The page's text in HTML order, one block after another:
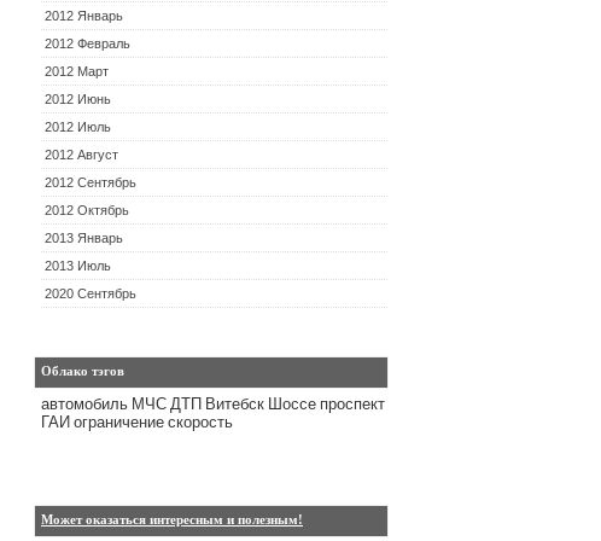
2012 Январь
2012 Февраль
2012 Март
2012 Июнь
2012 Июль
2012 Август
2012 Сентябрь
2012 Октябрь
2013 Январь
2013 Июль
2020 Сентябрь
Облако тэгов
автомобиль МЧС ДТП Витебск Шоссе проспект
ГАИ ограничение скорость
Может оказаться интересным и полезным!